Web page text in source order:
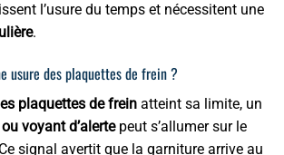
l’usure du temps et nécessitent une
.
usure des plaquettes de frein ?
plaquettes de frein atteint sa limite, un
voyant d’alertepeut s’allumer sur le
signal avertit que la garniture arrive au